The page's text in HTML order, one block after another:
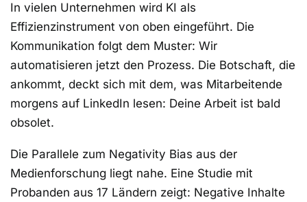
In vielen Unternehmen wird KI als
Effizienzinstrument von oben eingeführt. Die
Kommunikation folgt dem Muster: Wir
automatisieren jetzt den Prozess. Die Botschaft, die
ankommt, deckt sich mit dem, was Mitarbeitende
morgens auf LinkedIn lesen: Deine Arbeit ist bald
obsolet.
Die Parallele zum Negativity Bias aus der
Medienforschung liegt nahe. Eine Studie mit
Probanden aus 17 Ländern zeigt: Negative Inhalte